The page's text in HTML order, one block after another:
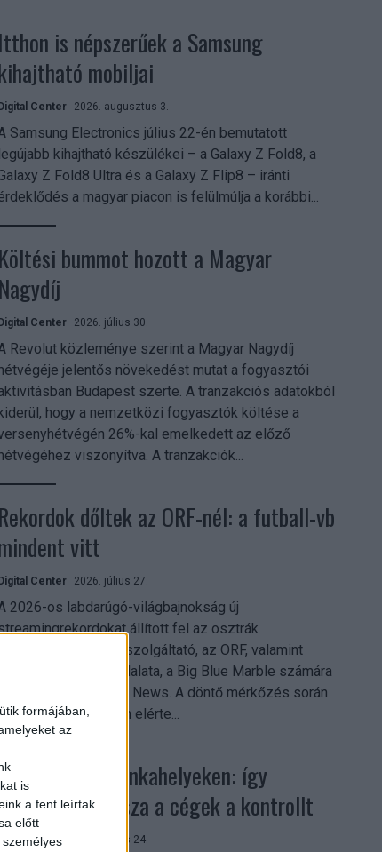
formájában,
az
is
a fent leírtak
előtt
Itthon is népszerűek a Samsung
mobiljai
Center 2026. augusztus 3.
Samsung Electronics július 22-én bemutatott
legújabb kihajtható készülékei – a Galaxy Z Fold8, a
Z Fold8 Ultra és a Galaxy Z Flip8 – iránti
a magyar piacon is felülmúlja a korábbi...
Költési bummot hozott a Magyar
Nagydíj
Center 2026. július 30.
Revolut közleménye szerint a Magyar Nagydíj
jelentős növekedést mutat a fogyasztói
Budapest szerte. A tranzakciós adatokból
hogy a nemzetközi fogyasztók költése a
26%-kal emelkedett az előző
viszonyítva. A tranzakciók...
Rekordok dőltek az ORF-nél: a futball-vb
vitt
Center 2026. július 27.
2026-os labdarúgó-világbajnokság új
állított fel az osztrák
közszolgálati műsorszolgáltató, az ORF, valamint
technológiai leányvállalata, a Big Blue Marble számára
– írja a Broadband TV News. A döntő mérkőzés során
átlagos nézőszám elérte...
AI a munkahelyeken: így
vissza a cégek a kontrollt
Center 2026. július 24.